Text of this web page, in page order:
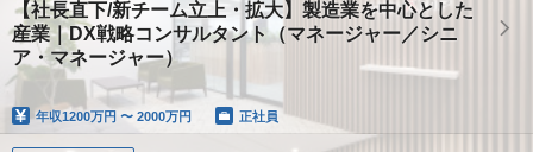
【社長直下/新チーム立上・拡大】製造業を中心とした
産業｜DX戦略コンサルタント（マネージャー／シニ
ア・マネージャー）
年収1200万円 〜 2000万円 正社員